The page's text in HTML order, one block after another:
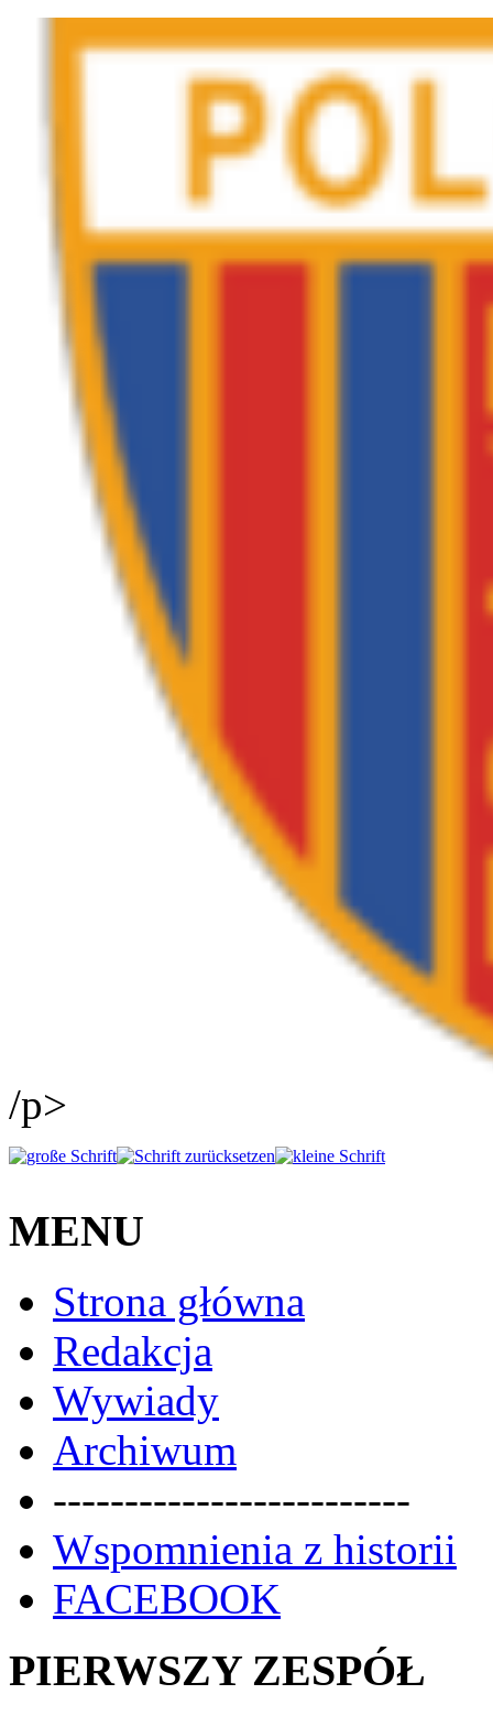
/p>
MENU
Strona główna
Redakcja
Wywiady
Archiwum
-------------------------
Wspomnienia z historii
FACEBOOK
PIERWSZY ZESPÓŁ